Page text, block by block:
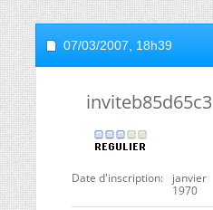
07/03/2007, 18h39
inviteb85d65c3
Date d'inscription
janvier
1970